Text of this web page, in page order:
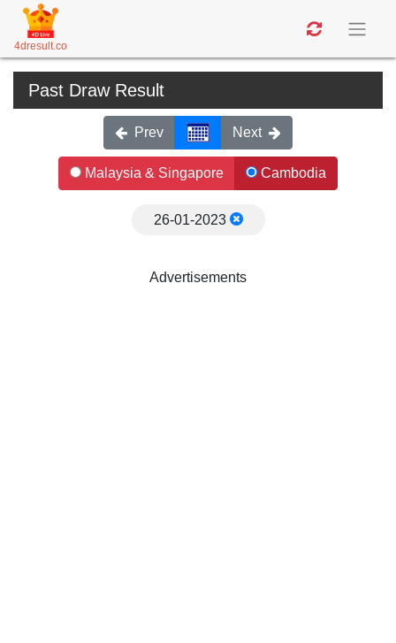
4dresult.co
Past Draw Result
Prev Next
Malaysia & Singapore Cambodia
26-01-2023
Advertisements